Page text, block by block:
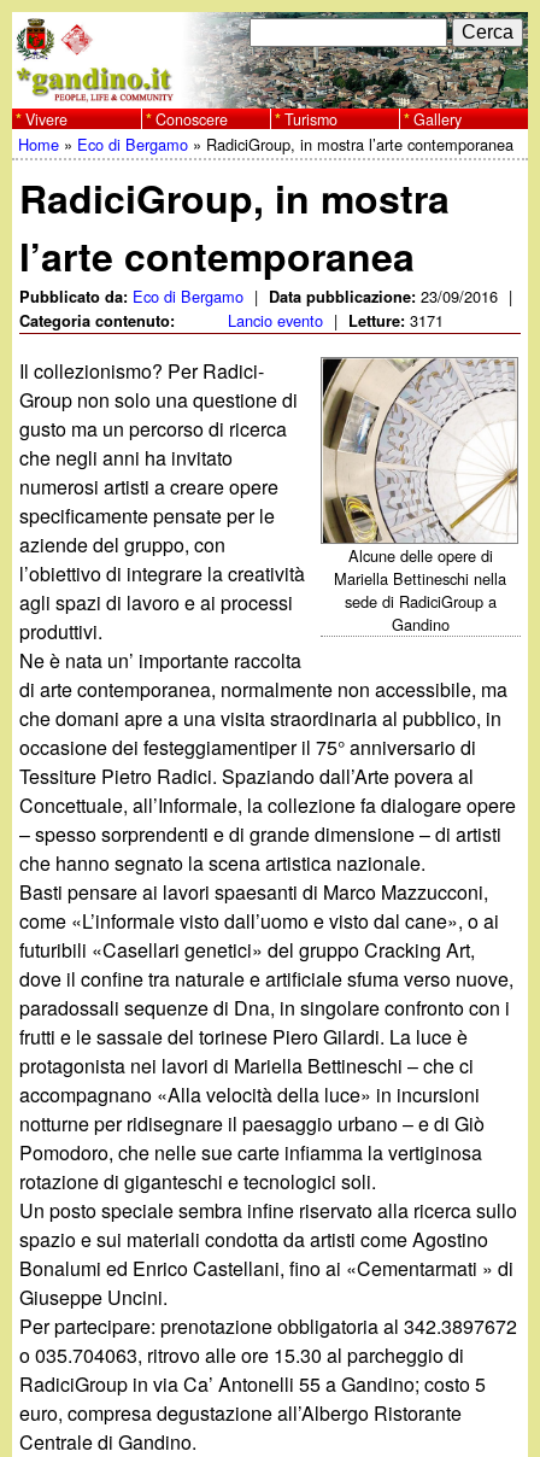
al
contenuto
principale
w
w
w
.
g
a
n
d
i
n
o
.
i
t
F
o
r
m
d
i
r
i
c
e
r
c
a
C
e
r
c
a
Vivere Conoscere Turismo Gallery
Tu
sei
qui
Home » Eco di Bergamo » RadiciGroup, in mostra l’arte contemporanea
RadiciGroup, in mostra
l’arte contemporanea
Pubblicato da: Eco di Bergamo | Data pubblicazione:23/09/2016 |
Categoria contenuto: Lancio evento | Letture:3171
Alcune delle opere di
Mariella Bettineschi nella
sede di RadiciGroup a
Gandino
Il collezionismo? Per Radici-
Group non solo una questione di
gusto ma un percorso di ricerca
che negli anni ha invitato
numerosi artisti a creare opere
specificamente pensate per le
aziende del gruppo, con
l’obiettivo di integrare la creatività
agli spazi di lavoro e ai processi
produttivi.
Ne è nata un’ importante raccolta
di arte contemporanea, normalmente non accessibile, ma
che domani apre a una visita straordinaria al pubblico, in
occasione dei festeggiamentiper il 75° anniversario di
Tessiture Pietro Radici. Spaziando dall’Arte povera al
Concettuale, all’Informale, la collezione fa dialogare opere
– spesso sorprendenti e di grande dimensione – di artisti
che hanno segnato la scena artistica nazionale.
Basti pensare ai lavori spaesanti di Marco Mazzucconi,
come «L’informale visto dall’uomo e visto dal cane», o ai
futuribili «Casellari genetici» del gruppo Cracking Art,
dove il confine tra naturale e artificiale sfuma verso nuove,
paradossali sequenze di Dna, in singolare confronto con i
frutti e le sassaie del torinese Piero Gilardi. La luce è
protagonista nei lavori di Mariella Bettineschi – che ci
accompagnano «Alla velocità della luce» in incursioni
notturne per ridisegnare il paesaggio urbano – e di Giò
Pomodoro, che nelle sue carte infiamma la vertiginosa
rotazione di giganteschi e tecnologici soli.
Un posto speciale sembra infine riservato alla ricerca sullo
spazio e sui materiali condotta da artisti come Agostino
Bonalumi ed Enrico Castellani, fino ai «Cementarmati » di
Giuseppe Uncini.
Per partecipare: prenotazione obbligatoria al 342.3897672
o 035.704063, ritrovo alle ore 15.30 al parcheggio di
RadiciGroup in via Ca’ Antonelli 55 a Gandino; costo 5
euro, compresa degustazione all’Albergo Ristorante
Centrale di Gandino.